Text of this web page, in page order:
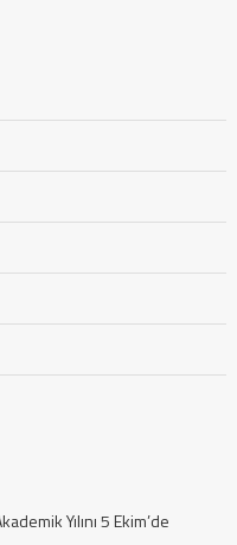
Yılını 5 Ekim’de